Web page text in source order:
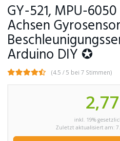
GY-521, MPU-
Achsen
Arduino DIY ✪
(4.5 / 5 bei 7 Stimmen)
inkl. 19%
Zuletzt aktualisiert am: 7.